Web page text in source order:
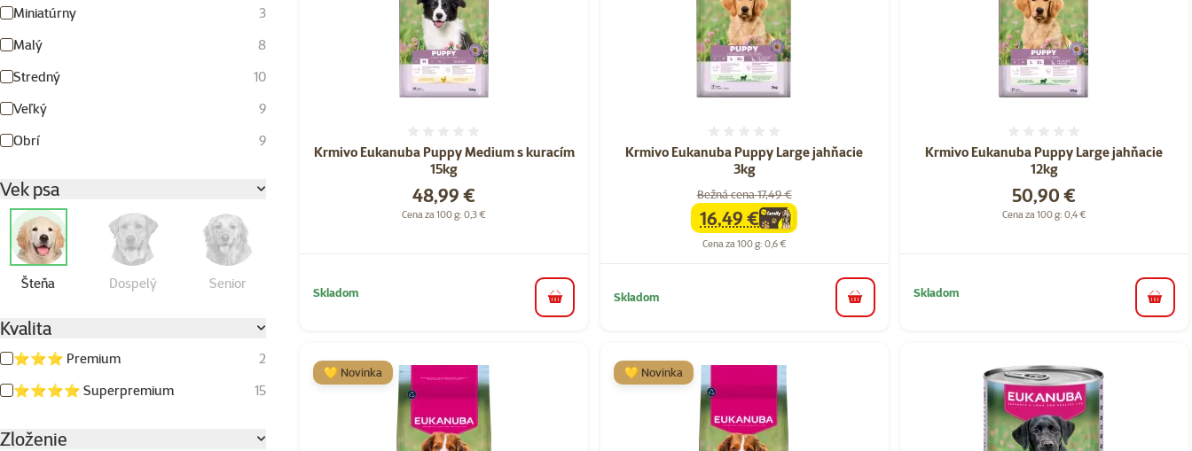
Miniatúrny
3
Malý
8
Stredný
10
Veľký
9
Obrí
9
Vek psa
Šteňa Dospelý Senior
Kvalita
⭐⭐⭐ Premium
2
⭐⭐⭐⭐ Superpremium
15
Zloženie
Krmivo Eukanuba Puppy Medium s kuracím
15kg
Cena
48,99 €
Cena za 100 g: 0,3 €
Skladom
do košíka
Krmivo Eukanuba Puppy Large jahňacie
3kg
Bežná cena 17,49 €
familycena
16,49 €
Cena za 100 g: 0,6 €
Skladom do košíka
Krmivo Eukanuba Puppy Large jahňacie
12kg
Cena
50,90 €
Cena za 100 g: 0,4 €
Skladom
do
💛 Novinka 💛 Novinka